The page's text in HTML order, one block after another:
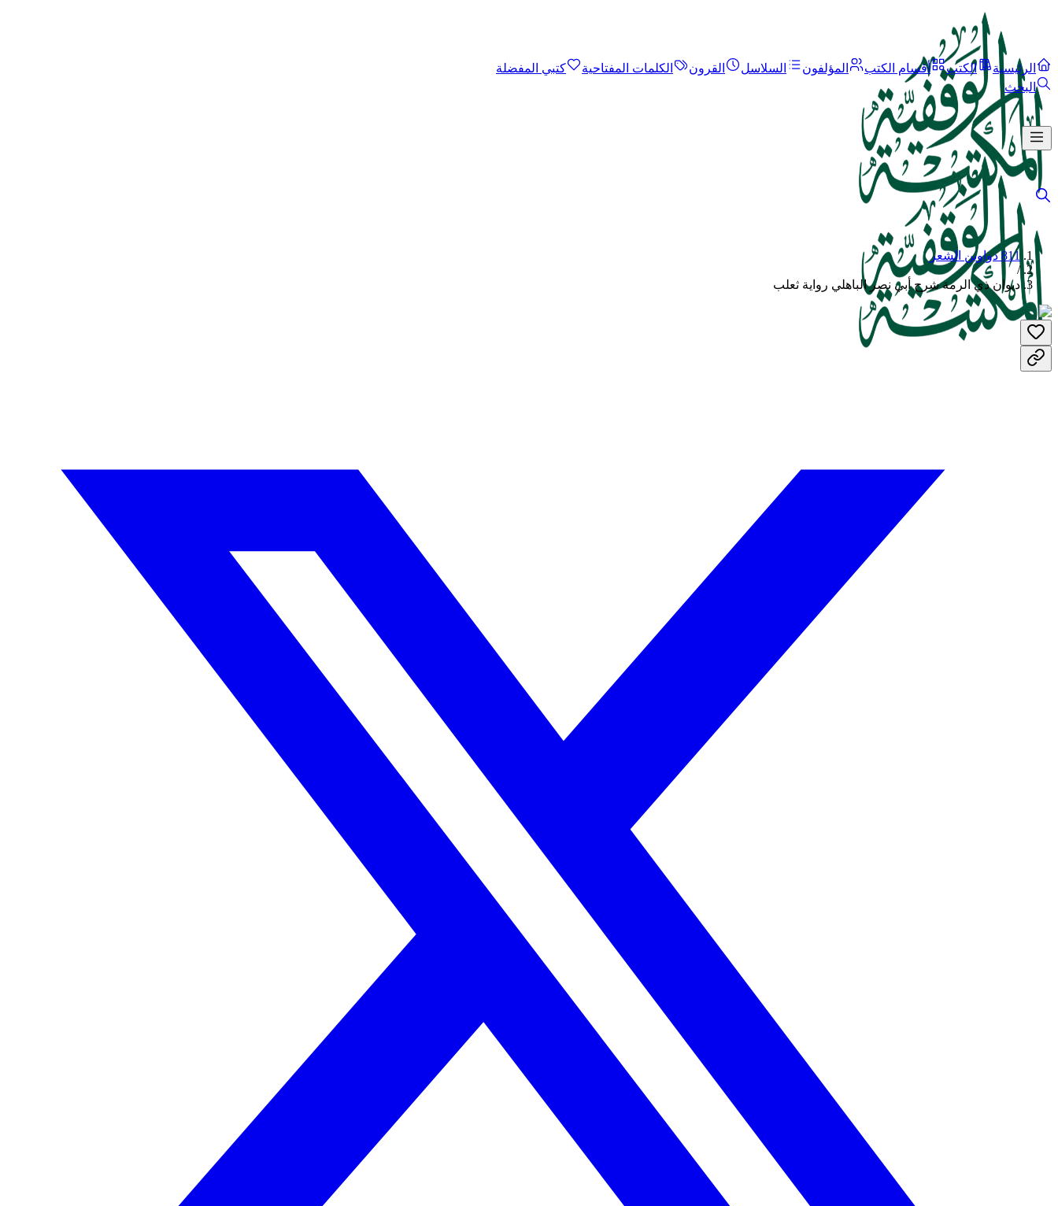
الرئيسية الكتب أقسام الكتب المؤلفون السلاسل القرون الكلمات المفتاحية
كتبي المفضلة
البحث
811 دواوين الشعر
/
ديوان ذي الرمة شرح أبي نصر الباهلي رواية ثعلب